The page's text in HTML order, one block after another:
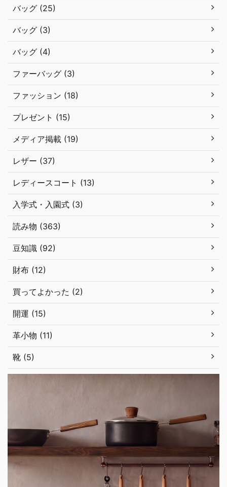
バッグ (25)
バッグ (3)
バッグ (4)
ファーバッグ (3)
ファッション (18)
プレゼント (15)
メディア掲載 (19)
レザー (37)
レディースコート (13)
入学式・入園式 (3)
読み物 (363)
豆知識 (92)
財布 (12)
買ってよかった (2)
開運 (15)
革小物 (11)
靴 (5)